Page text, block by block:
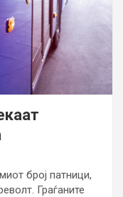
број патници,
Граѓаните